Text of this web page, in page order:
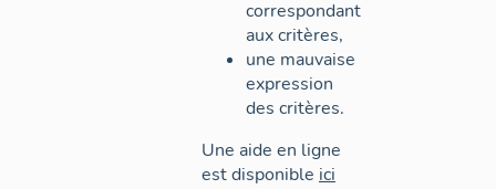
correspondant
aux critères,
une mauvaise
expression
des critères.
Une aide en ligne
est disponible ici